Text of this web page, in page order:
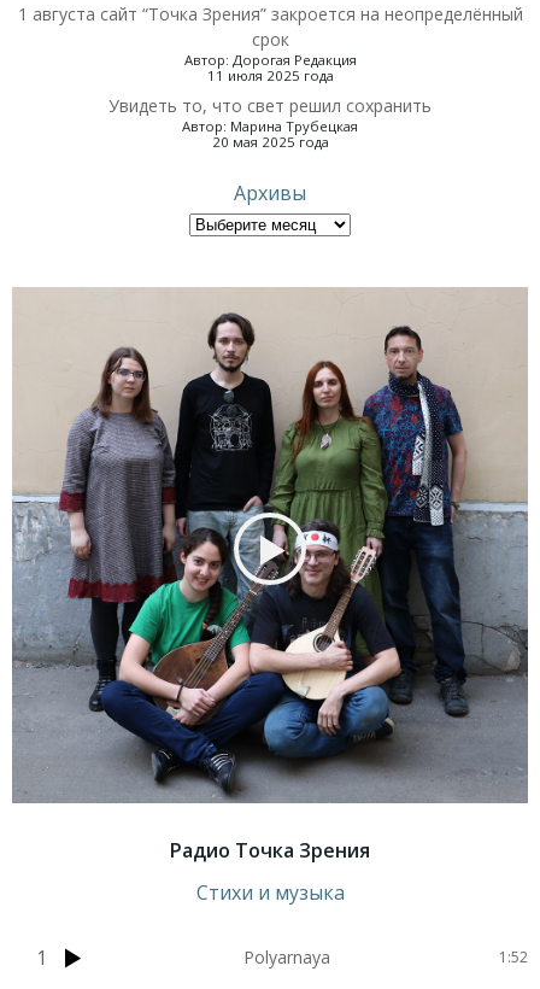
1 августа сайт “Точка Зрения” закроется на неопределённый
срок
Автор: Дорогая Редакция
11 июля 2025 года
Увидеть то, что свет решил сохранить
Автор: Марина Трубецкая
20 мая 2025 года
Архивы
Радио Точка Зрения
Стихи и музыка
1 Polyarnaya 1:52